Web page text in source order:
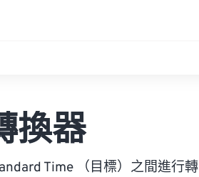
換器
Time （目標）之間進行轉